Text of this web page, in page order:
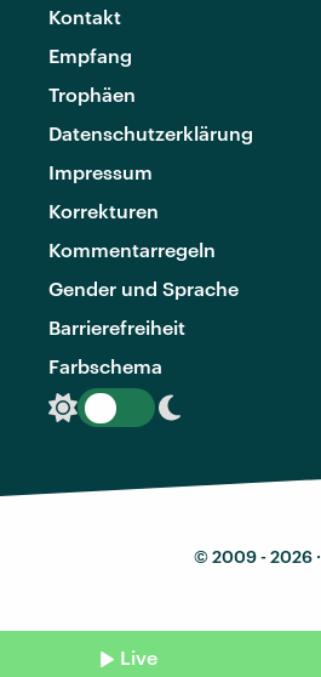
Kontakt
Empfang
Trophäen
Datenschutzerklärung
Impressum
Korrekturen
Kommentarregeln
Gender und Sprache
Barrierefreiheit
Farbschema
© 2009 - 2026 ·
Live